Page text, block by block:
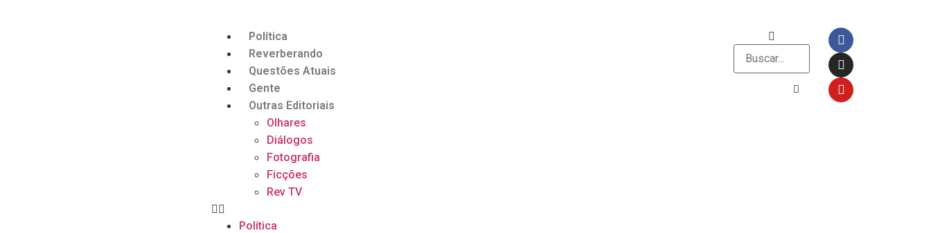
Política
Reverberando
Questões Atuais
Gente
Outras Editoriais
Olhares
Diálogos
Fotografia
Ficções
Rev TV
Política